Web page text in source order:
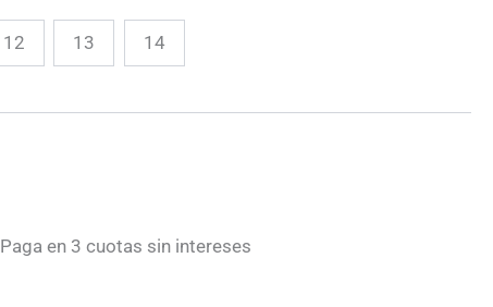
12 13 14
Paga en 3 cuotas sin intereses